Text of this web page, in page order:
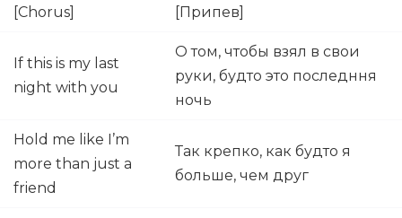
[Chorus] [Припев]
If this is my last
night with you
О том, чтобы взял в свои
руки, будто это последння
ночь
Hold me like I’m
more than just a
friend
Так крепко, как будто я
больше, чем друг